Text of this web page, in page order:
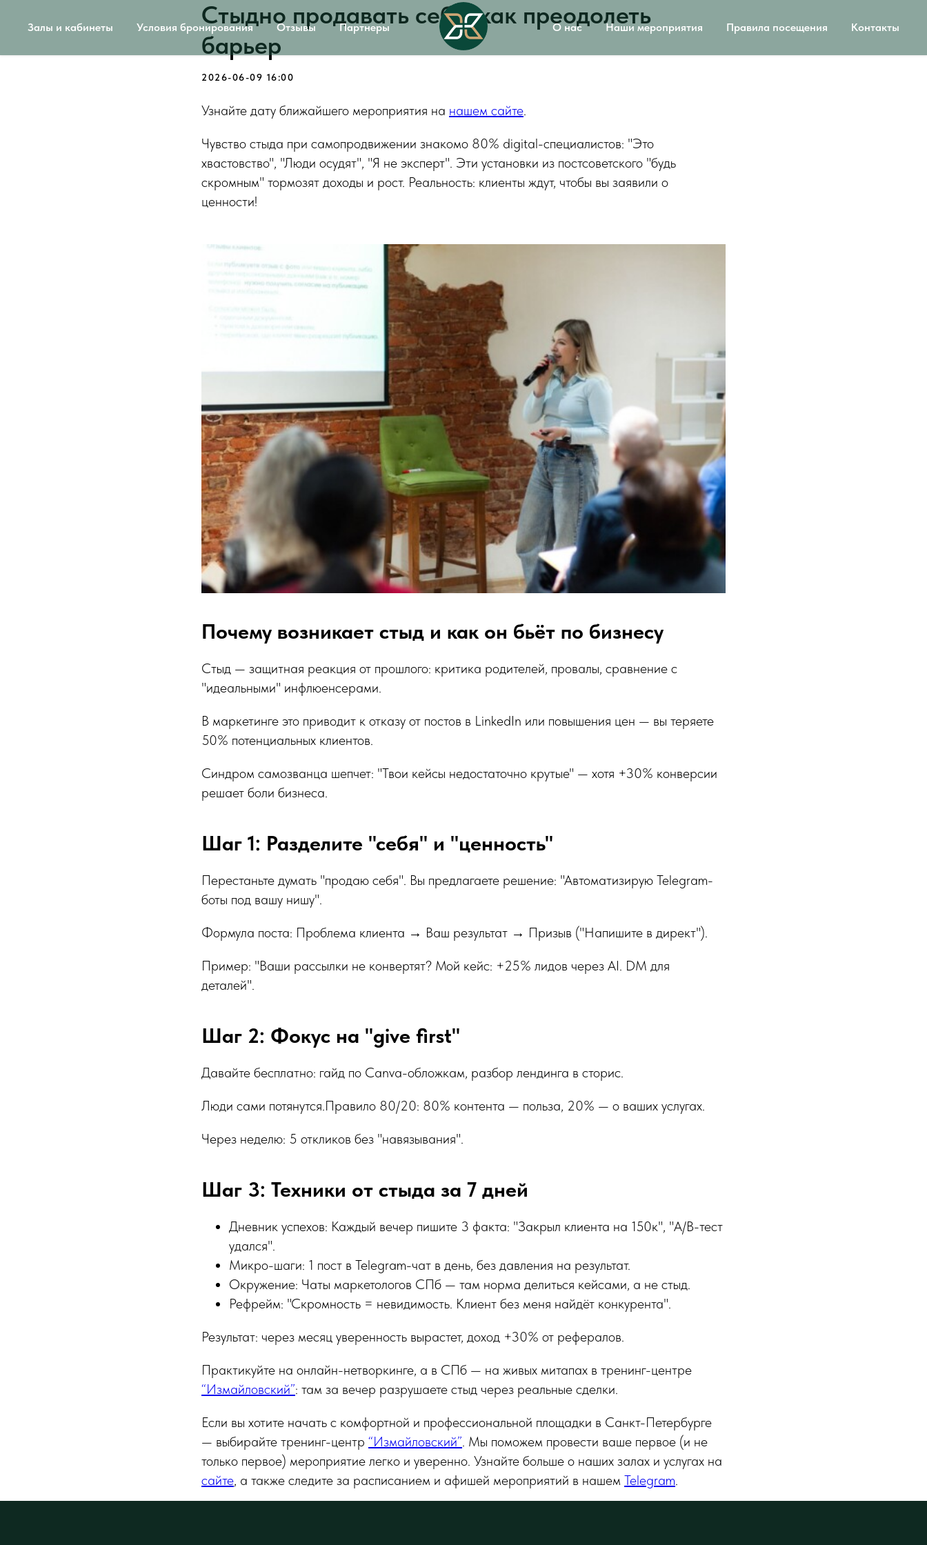
Залы и кабинеты Условия бронирования Отзывы Партнеры О нас Наши мероприятия Правила посещения Контакты
Стыдно продавать себя: как преодолеть
барьер
2026-06-09 16:00
Узнайте дату ближайшего мероприятия на нашем сайте.
Чувство стыда при самопродвижении знакомо 80% digital-специалистов: "Это
хвастовство", "Люди осудят", "Я не эксперт". Эти установки из постсоветского "будь
скромным" тормозят доходы и рост. Реальность: клиенты ждут, чтобы вы заявили о
ценности!
Почему возникает стыд и как он бьёт по бизнесу
Стыд — защитная реакция от прошлого: критика родителей, провалы, сравнение с
"идеальными" инфлюенсерами.
В маркетинге это приводит к отказу от постов в LinkedIn или повышения цен — вы теряете
50% потенциальных клиентов.
Синдром самозванца шепчет: "Твои кейсы недостаточно крутые" — хотя +30% конверсии
решает боли бизнеса.
Шаг 1: Разделите "себя" и "ценность"
Перестаньте думать "продаю себя". Вы предлагаете решение: "Автоматизирую Telegram-
боты под вашу нишу".
Формула поста: Проблема клиента → Ваш результат → Призыв ("Напишите в директ").
Пример: "Ваши рассылки не конвертят? Мой кейс: +25% лидов через AI. DM для
деталей".
Шаг 2: Фокус на "give first"
Давайте бесплатно: гайд по Canva-обложкам, разбор лендинга в сторис.
Люди сами потянутся.Правило 80/20: 80% контента — польза, 20% — о ваших услугах.
Через неделю: 5 откликов без "навязывания".
Шаг 3: Техники от стыда за 7 дней
Дневник успехов: Каждый вечер пишите 3 факта: "Закрыл клиента на 150к", "A/B-тест
удался".
Микро-шаги: 1 пост в Telegram-чат в день, без давления на результат.
Окружение: Чаты маркетологов СПб — там норма делиться кейсами, а не стыд.
Рефрейм: "Скромность = невидимость. Клиент без меня найдёт конкурента".
Результат: через месяц уверенность вырастет, доход +30% от рефералов.
Практикуйте на онлайн-нетворкинге, а в СПб — на живых митапах в тренинг-центре
“Измайловский”: там за вечер разрушаете стыд через реальные сделки.
Если вы хотите начать с комфортной и профессиональной площадки в Санкт-Петербурге
— выбирайте тренинг-центр “Измайловский”. Мы поможем провести ваше первое (и не
только первое) мероприятие легко и уверенно. Узнайте больше о наших залах и услугах на
сайте, а также следите за расписанием и афишей мероприятий в нашем Telegram.